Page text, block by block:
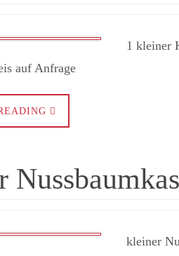
1 kleiner
auf Anfrage
kleiner